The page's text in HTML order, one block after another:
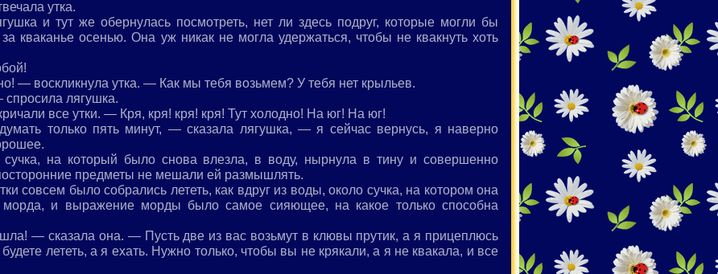
утка.
и тут же обернулась посмотреть, нет ли здесь подруг, которые могли бы
кваканье осенью. Она уж никак не могла удержаться, чтобы не квакнуть хоть
— воскликнула утка. — Как мы тебя возьмем? У тебя нет крыльев.
лягушка.
все утки. — Кря, кря! кря! кря! Тут холодно! На юг! На юг!
только пять минут, — сказала лягушка, — я сейчас вернусь, я наверно
на который было снова влезла, в воду, нырнула в тину и совершенно
предметы не мешали ей размышлять.
совсем было собрались лететь, как вдруг из воды, около сучка, на котором она
морда, и выражение морды было самое сияющее, на какое только способна
— сказала она. — Пусть две из вас возьмут в клювы прутик, а я прицеплюсь
лететь, а я ехать. Нужно только, чтобы вы не крякали, а я не квакала, и все